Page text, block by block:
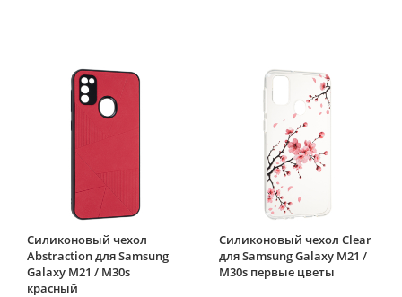
Силиконовый чехол
Abstraction для Samsung
Galaxy M21 / M30s
красный
Силиконовый чехол Clear
для Samsung Galaxy M21 /
M30s первые цветы